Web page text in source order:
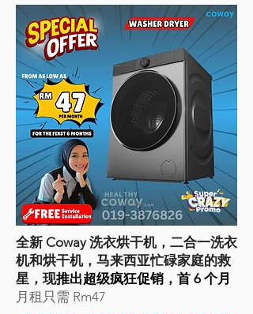
全新 Coway 洗衣烘干机，二合一洗衣
机和烘干机，马来西亚忙碌家庭的救
星，现推出超级疯狂促销，首 6 个月
月租只需 Rm47